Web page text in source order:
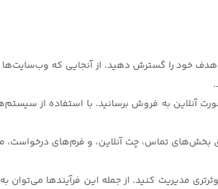
آنلاین به فروش برسانید. با استفاده از
بخش‌های تماس، چت آنلاین، و فرم‌های درخواست،
مدیریت کنید. از جمله این فرآیندها می‌توان